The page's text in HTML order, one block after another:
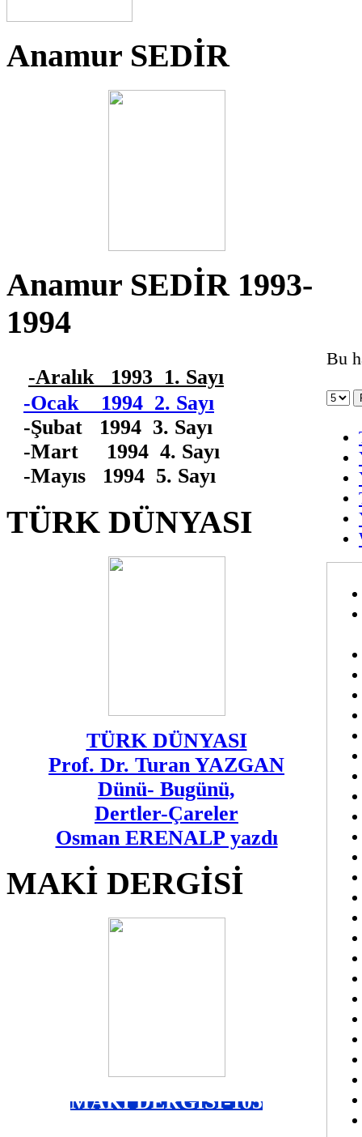
Anamur SEDİR
Anamur SEDİR 1993-
1994
-Aralık 1993 1. Sayı
-Ocak 1994 2. Sayı
-Şubat 1994 3. Sayı
-Mart 1994 4. Sayı
-Mayıs 1994 5. Sayı
TÜRK DÜNYASI
TÜRK DÜNYASI
Prof. Dr. Turan YAZGAN
Dünü- Bugünü,
Dertler-Çareler
Osman ERENALP yazdı
MAKİ DERGİSİ
MAKİ DERGİSİ-105
Bu